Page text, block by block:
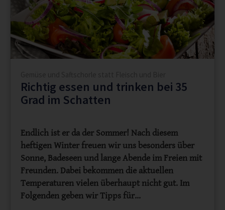
Richtig essen und trinken bei 35
Grad im Schatten
Endlich ist er da der Sommer! Nach diesem
heftigen Winter freuen wir uns besonders über
Sonne, Badeseen und lange Abende im Freien mit
Freunden. Dabei bekommen die aktuellen
Temperaturen vielen überhaupt nicht gut. Im
Folgenden geben wir Tipps für…